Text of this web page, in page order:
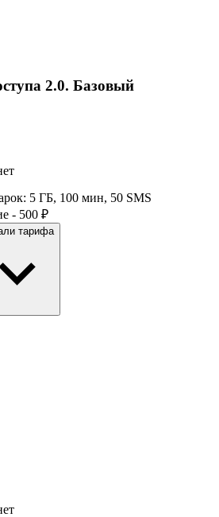
2.0. Базовый
: 5 ГБ, 100 мин, 50 SMS
- 500 ₽
тарифа